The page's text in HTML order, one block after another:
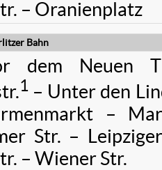
– Oranienplatz
Bahn
dem Neuen
1 – Unter den
–
Str. –
– Wiener Str.